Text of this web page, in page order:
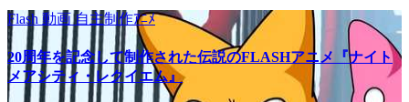
Flash 動画自主制作ｱﾆﾒ
20周年を記念して制作された伝説のFLASHアニメ『ナイト
メアシティ・レクイエム』